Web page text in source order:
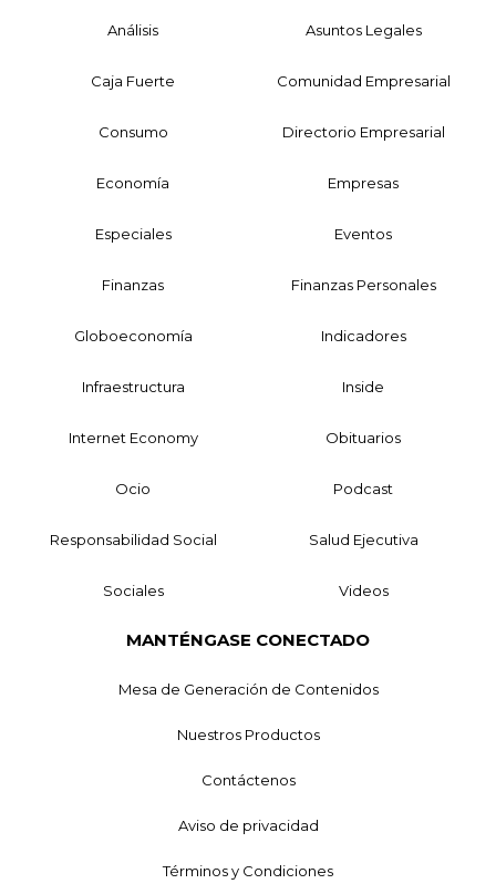
Análisis Asuntos Legales
Caja Fuerte Comunidad Empresarial
Consumo Directorio Empresarial
Economía Empresas
Especiales Eventos
Finanzas Finanzas Personales
Globoeconomía Indicadores
Infraestructura Inside
Internet Economy Obituarios
Ocio Podcast
Responsabilidad Social Salud Ejecutiva
Sociales Videos
MANTÉNGASE CONECTADO
Mesa de Generación de Contenidos
Nuestros Productos
Contáctenos
Aviso de privacidad
Términos y Condiciones